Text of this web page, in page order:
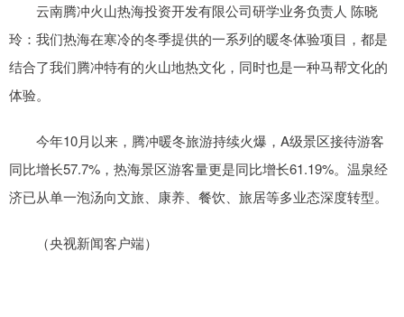
云南腾冲火山热海投资开发有限公司研学业务负责人 陈晓
玲：我们热海在寒冷的冬季提供的一系列的暖冬体验项目，都是
结合了我们腾冲特有的火山地热文化，同时也是一种马帮文化的
体验。
今年10月以来，腾冲暖冬旅游持续火爆，A级景区接待游客
同比增长57.7%，热海景区游客量更是同比增长61.19%。温泉经
济已从单一泡汤向文旅、康养、餐饮、旅居等多业态深度转型。
（央视新闻客户端）